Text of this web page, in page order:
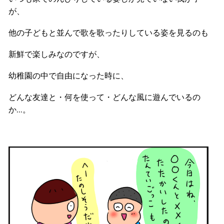
が、
他の子どもと並んで歌を歌ったりしている姿を見るのも
新鮮で楽しみなのですが、
幼稚園の中で自由になった時に、
どんな友達と・何を使って・どんな風に遊んでいるの
か…。